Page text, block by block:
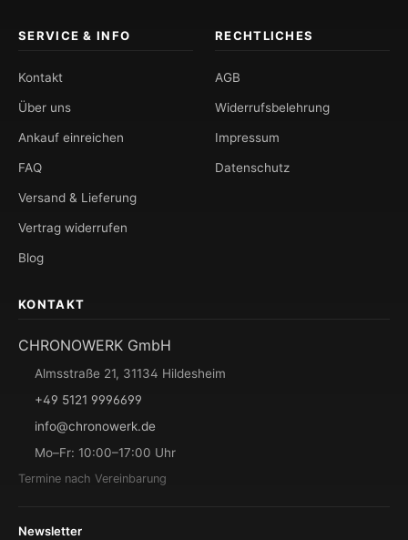
SERVICE & INFO
Kontakt
Über uns
Ankauf einreichen
FAQ
Versand & Lieferung
Vertrag widerrufen
Blog
RECHTLICHES
AGB
Widerrufsbelehrung
Impressum
Datenschutz
KONTAKT
CHRONOWERK GmbH
Almsstraße 21, 31134 Hildesheim
+49 5121 9996699
info@chronowerk.de
Mo–Fr: 10:00–17:00 Uhr
Termine nach Vereinbarung
Newsletter